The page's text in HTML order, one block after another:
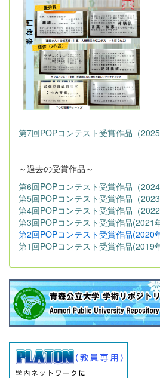
第7回POPコンテスト受賞作品（
～過去の受賞作品～
第6回POPコンテスト受賞作品（
第5回POPコンテスト受賞作品（
第4回POPコンテスト受賞作品（
第3回POPコンテスト受賞作品(2021
第2回POPコンテスト受賞作品(2020
第1回POPコンテスト受賞作品(2019